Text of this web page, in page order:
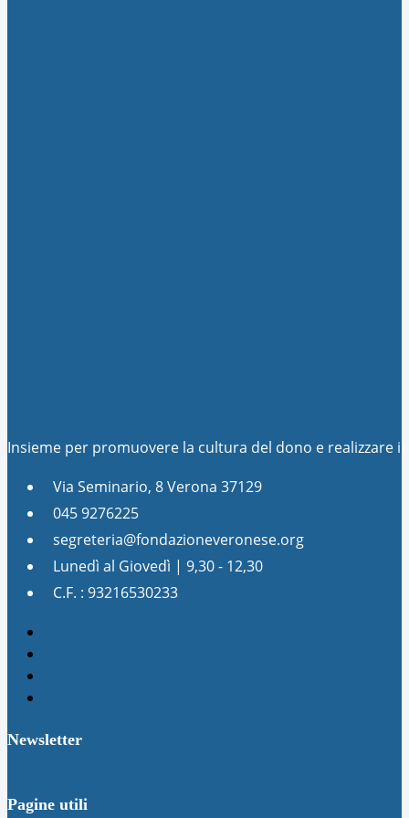
Insieme per promuovere la cultura del dono e realizzare
Via Seminario, 8 Verona 37129
045 9276225
segreteria@fondazioneveronese.org
Lunedì al Giovedì | 9,30 - 12,30
C.F. : 93216530233
Newsletter
Pagine utili